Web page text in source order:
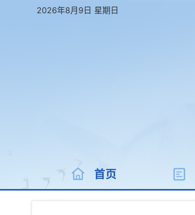
2026年8月9日 星期日
首页